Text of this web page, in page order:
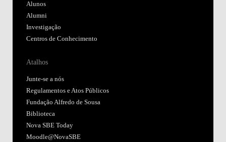
Alunos
Alumni
Investigação
Centros de Conhecimento
Atalhos
Junte-se a nós
Regulamentos e Atos Públicos
Fundação Alfredo de Sousa
Biblioteca
Nova SBE Today
Moodle@NovaSBE